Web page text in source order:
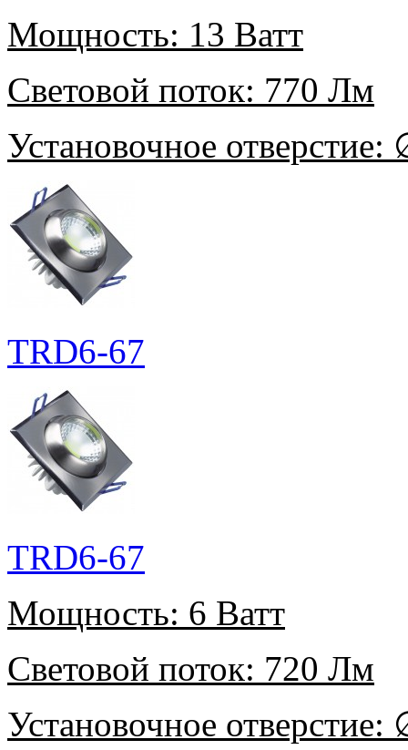
Мощность: 13 Ватт
Световой поток: 770 Лм
Установочное отверстие:
TRD6-67
TRD6-67
Мощность: 6 Ватт
Световой поток: 720 Лм
Установочное отверстие: